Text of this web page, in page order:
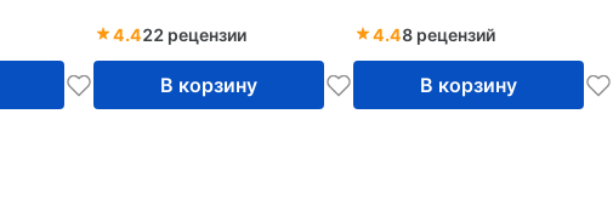
4.422 рецензии
В корзину
4.48 рецензий
В корзину